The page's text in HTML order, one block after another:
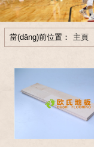
當(dāng)前位置： 主頁